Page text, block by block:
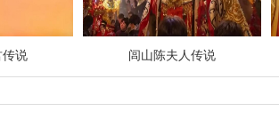
说 闾山陈夫人传说